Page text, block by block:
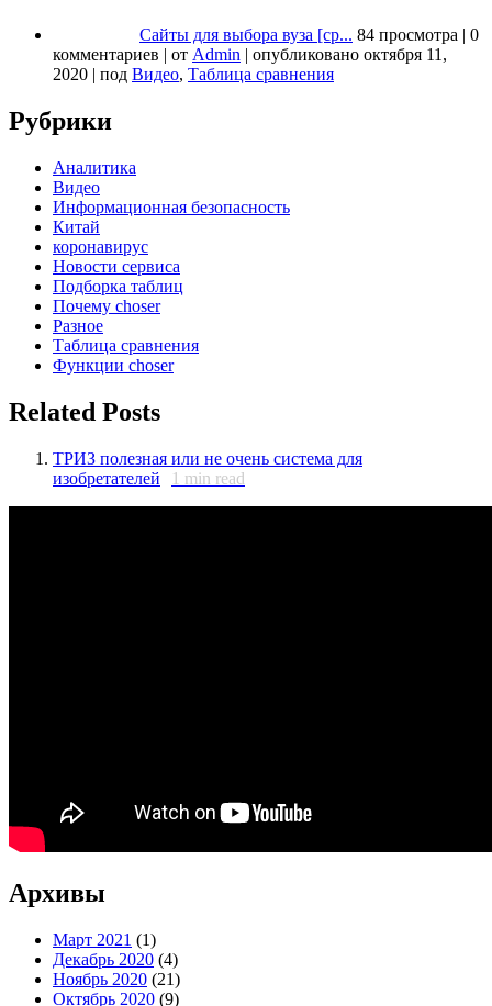
Сайты для выбора вуза [ср... 84 просмотра | 0
комментариев | от Admin | опубликовано октября 11,
2020 | под Видео, Таблица сравнения
Рубрики
Аналитика
Видео
Информационная безопасность
Китай
коронавирус
Новости сервиса
Подборка таблиц
Почему choser
Разное
Таблица сравнения
Функции choser
Related Posts
ТРИЗ полезная или не очень система для
изобретателей
1 min read
Архивы
Март 2021 (1)
Декабрь 2020 (4)
Ноябрь 2020 (21)
Октябрь 2020 (9)